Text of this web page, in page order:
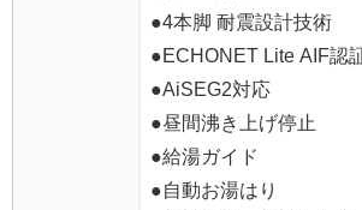
●4本脚 耐震設計技術
●ECHONET Lite AIF認
●AiSEG2対応
●昼間沸き上げ停止
●給湯ガイド
●自動お湯はり